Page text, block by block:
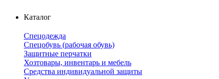
Каталог
Спецодежда
Спецобувь (рабочая обувь)
Защитные перчатки
Хозтовары, инвентарь и мебель
Средства индивидуальной защиты